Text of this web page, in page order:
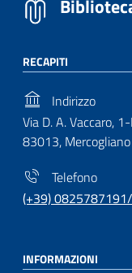
RECAPITI
Indirizzo
Via D. A. Vaccaro,
83013,
Telefono
(+39)
INFORMAZIONI